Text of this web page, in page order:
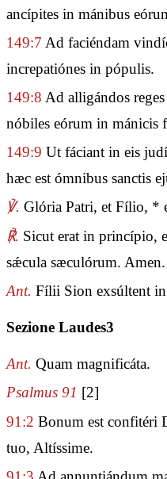
ancípites in mánibus
149:7 Ad faciéndam
increpatiónes in pópulis.
149:8 Ad alligándos
nóbiles eórum in mánicis
149:9 Ut fáciant in eis
hæc est ómnibus sanctis
℣. Glória Patri, et Fílio, *
℟. Sicut erat in princípio,
sǽcula sæculórum. Amen.
Ant. Fílii Sion exsúltent in
Sezione Laudes3
Ant. Quam magnificáta.
Psalmus 91 [2]
91:2 Bonum est confitéri
tuo, Altíssime.